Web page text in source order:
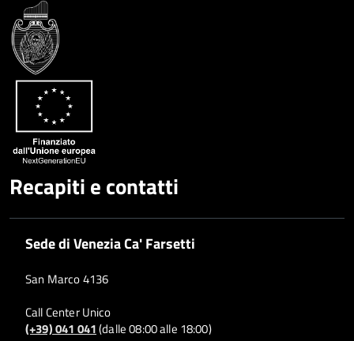
Recapiti e contatti
Sede di Venezia Ca' Farsetti
San Marco 4136
Call Center Unico
(+39) 041 041(dalle 08:00 alle 18:00)